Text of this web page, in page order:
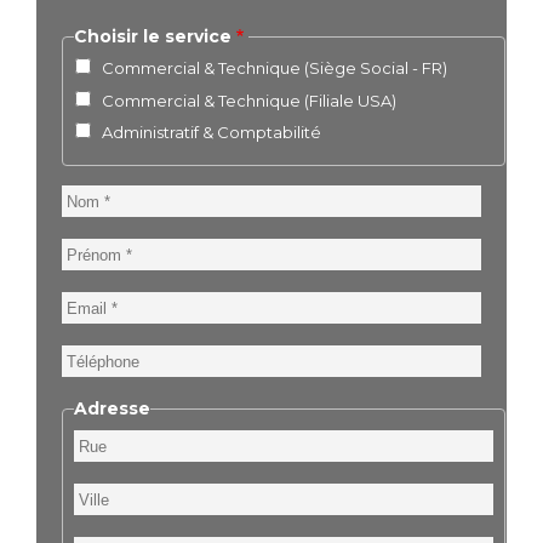
Choisir le service
Commercial & Technique (Siège Social - FR)
Commercial & Technique (Filiale USA)
Administratif & Comptabilité
Nom
Prénom
Email
Téléphone
Adresse
Rue
Ville